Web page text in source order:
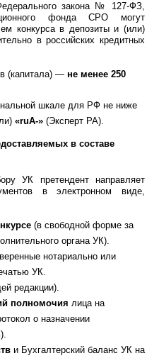
закона № 127-ФЗ,
фонда СРО могут
конкурса в депозиты и (или)
в российских кредитных
(капитала) — не менее 250
шкале для РФ не ниже
«ruA-» (Эксперт РА).
в составе
УК претендент направляет
в электронном виде,
(в свободной форме за
органа УК).
нотариально или
УК.
редакции).
полномочия лица на
о назначении
и Бухгалтерский баланс УК на